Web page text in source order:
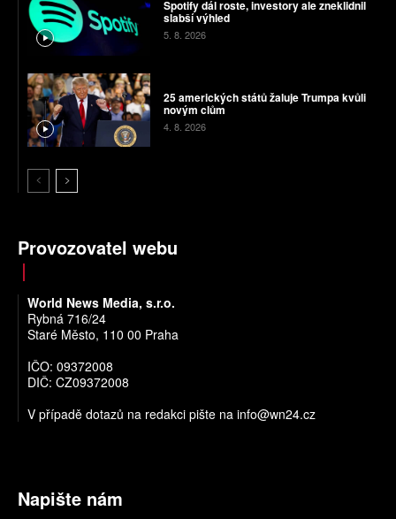
Spotify dál roste, investory ale zneklidnil
slabší výhled
5. 8. 2026
25 amerických států žaluje Trumpa kvůli
novým clům
4. 8. 2026
Provozovatel webu
World News Media, s.r.o.
Rybná 716/24
Staré Město, 110 00 Praha
IČO: 09372008
DIČ: CZ09372008
V případě dotazů na redakci pište na info@wn24.cz
Napište nám